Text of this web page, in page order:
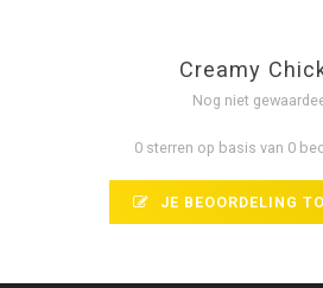
Creamy
Nog niet
0 sterren op basis van 0
JE BEOORDELING